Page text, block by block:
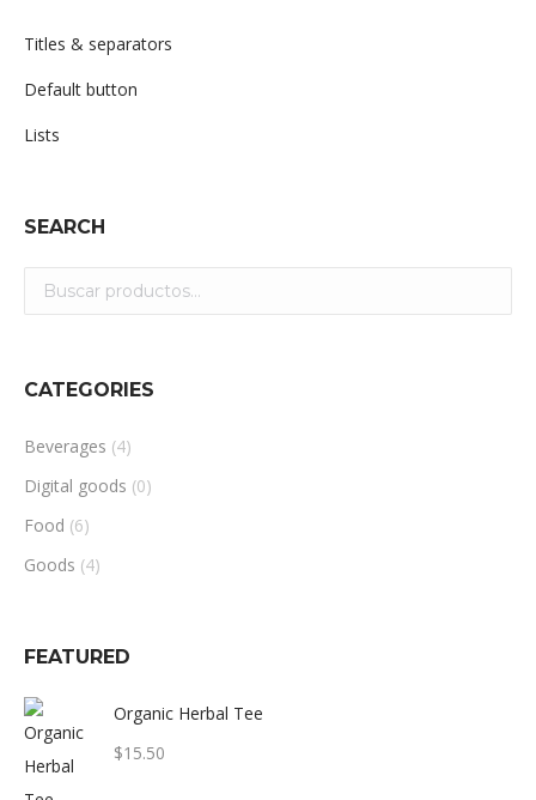
Titles & separators
Default button
Lists
SEARCH
CATEGORIES
Beverages (4)
Digital goods (0)
Food (6)
Goods (4)
FEATURED
Organic Herbal Tee
$15.50